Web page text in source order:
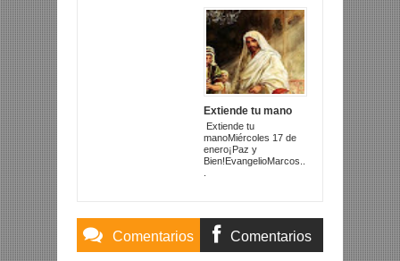
Extiende tu mano
Extiende tu
manoMiércoles 17 de
enero¡Paz y
Bien!EvangelioMarcos..
Comentarios Comentarios